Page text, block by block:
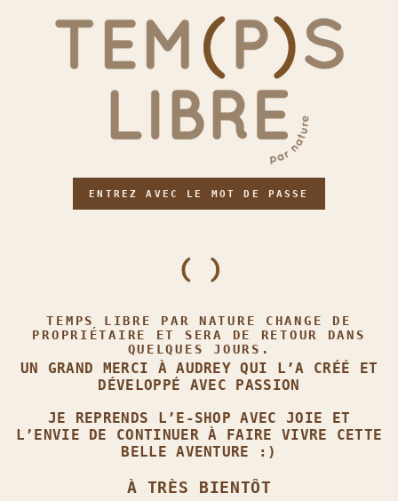
ENTREZ AVEC LE MOT DE PASSE
TEMPS LIBRE PAR NATURE CHANGE DE
PROPRIÉTAIRE ET SERA DE RETOUR DANS
QUELQUES JOURS.
UN GRAND MERCI À AUDREY QUI L’A CRÉÉ ET
DÉVELOPPÉ AVEC PASSION
JE REPRENDS L’E‑SHOP AVEC JOIE ET
L’ENVIE DE CONTINUER À FAIRE VIVRE CETTE
BELLE AVENTURE :)
À TRÈS BIENTÔT